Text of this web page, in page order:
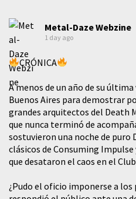
Metal-Daze Webzine
1 day ago
CRÓNICA
A menos de un año de su
Buenos Aires para demostrar
grandes arquitectos del Death
que nunca terminó de
sostuvieron una noche de puro
clásicos de Consuming
que desataron el caos en el
¿Pudo el oficio imponerse a